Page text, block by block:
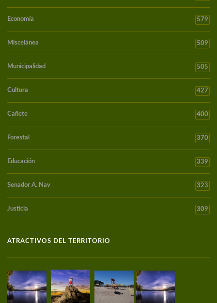
Economía 579
Miscelánea 509
Municipalidad 505
Cultura 427
Cañete 400
Forestal 370
Educación 339
Senador A. Nav 323
Justicia 309
ATRACTIVOS DEL TERRITORIO